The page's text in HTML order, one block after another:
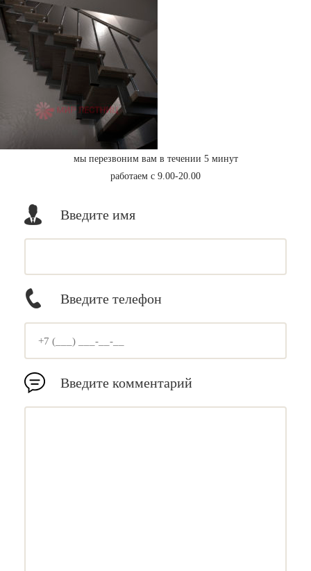
мы перезвоним вам в течении 5 минут
работаем с 9.00-20.00
Введите имя
Введите телефон
Введите комментарий